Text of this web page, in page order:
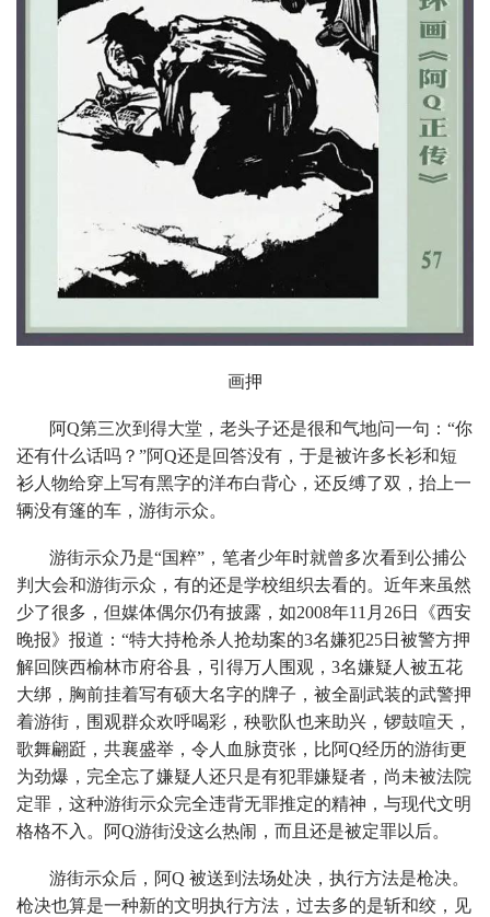
画押
阿Q第三次到得大堂，老头子还是很和气地问一句：“你
还有什么话吗？”阿Q还是回答没有，于是被许多长衫和短
衫人物给穿上写有黑字的洋布白背心，还反缚了双，抬上一
辆没有篷的车，游街示众。
游街示众乃是“国粹”，笔者少年时就曾多次看到公捕公
判大会和游街示众，有的还是学校组织去看的。近年来虽然
少了很多，但媒体偶尔仍有披露，如2008年11月26日《西安
晚报》报道：“特大持枪杀人抢劫案的3名嫌犯25日被警方押
解回陕西榆林市府谷县，引得万人围观，3名嫌疑人被五花
大绑，胸前挂着写有硕大名字的牌子，被全副武装的武警押
着游街，围观群众欢呼喝彩，秧歌队也来助兴，锣鼓喧天，
歌舞翩跹，共襄盛举，令人血脉贲张，比阿Q经历的游街更
为劲爆，完全忘了嫌疑人还只是有犯罪嫌疑者，尚未被法院
定罪，这种游街示众完全违背无罪推定的精神，与现代文明
格格不入。阿Q游街没这么热闹，而且还是被定罪以后。
游街示众后，阿Q 被送到法场处决，执行方法是枪决。
枪决也算是一种新的文明执行方法，过去多的是斩和绞，见